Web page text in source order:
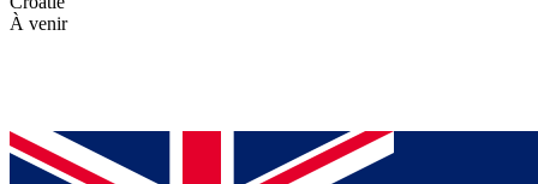
À venir